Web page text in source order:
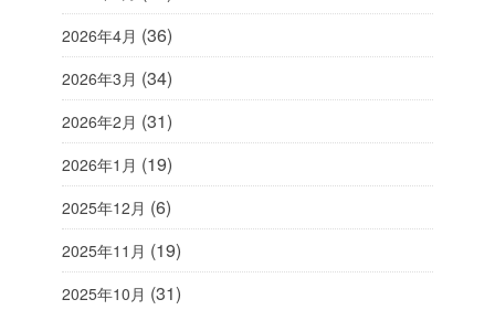
2026年4月 (36)
2026年3月 (34)
2026年2月 (31)
2026年1月 (19)
2025年12月 (6)
2025年11月 (19)
2025年10月 (31)